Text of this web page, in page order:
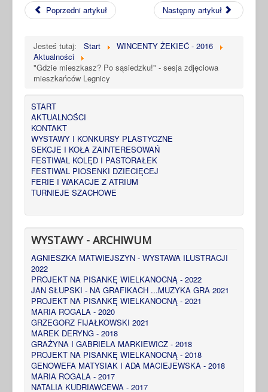
Poprzedni artykuł Następny artykuł
Jesteś tutaj: Start
WINCENTY ŻEKIEĆ - 2016
Aktualności
"Gdzie mieszkasz? Po sąsiedzku!" - sesja zdjęciowa
mieszkańców Legnicy
START
AKTUALNOŚCI
KONTAKT
WYSTAWY I KONKURSY PLASTYCZNE
SEKCJE I KOŁA ZAINTERESOWAŃ
FESTIWAL KOLĘD I PASTORAŁEK
FESTIWAL PIOSENKI DZIECIĘCEJ
FERIE I WAKACJE Z ATRIUM
TURNIEJE SZACHOWE
WYSTAWY - ARCHIWUM
AGNIESZKA MATWIEJSZYN - WYSTAWA ILUSTRACJI
2022
PROJEKT NA PISANKĘ WIELKANOCNĄ - 2022
JAN SŁUPSKI - NA GRAFIKACH ...MUZYKA GRA 2021
PROJEKT NA PISANKĘ WIELKANOCNĄ - 2021
MARIA ROGALA - 2020
GRZEGORZ FIJAŁKOWSKI 2021
MAREK DERYNG - 2018
GRAŻYNA I GABRIELA MARKIEWICZ - 2018
PROJEKT NA PISANKĘ WIELKANOCNĄ - 2018
GENOWEFA MATYSIAK I ADA MACIEJEWSKA - 2018
MARIA ROGALA - 2017
NATALIA KUDRIAWCEWA - 2017